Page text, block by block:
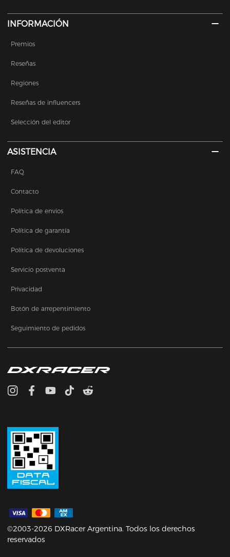
INFORMACIÓN
Premios
Reseñas
Regiones
Reseñas de influencers
Selección del editor
ASISTENCIA
FAQ
Contacto
Política de envios
Política de garantía
Política de devoluciones
Servicio postventa
Privacidad
Botón de arrepentimiento
Seguimiento de pedidos
©2003-2026 DXRacer Argentina. Todos los derechos
reservados